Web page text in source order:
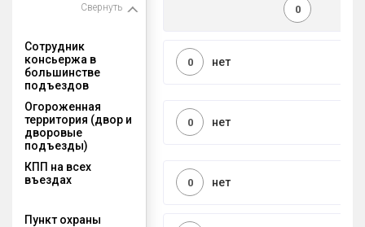
Свернуть 0
Сотрудник
консьержа в
большинстве
подъездов
нет
0
Огороженная
территория (двор и
дворовые
подъезды)
нет
0
КПП на всех
въездах
нет
0
Пункт охраны